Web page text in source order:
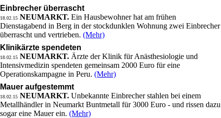
Einbrecher überrascht
18.02.15 NEUMARKT. Ein Hausbewohner hat am frühen
Dienstagabend in Berg in der stockdunklen Wohnung zwei Einbrecher
überrascht und vertrieben. (Mehr)
Klinikärzte spendeten
18.02.15 NEUMARKT. Ärzte der Klinik für Anästhesiologie und
Intensivmedizin spendeten gemeinsam 2000 Euro für eine
Operationskampagne in Peru. (Mehr)
Mauer aufgestemmt
18.02.15 NEUMARKT. Unbekannte Einbrecher stahlen bei einem
Metallhändler in Neumarkt Buntmetall für 3000 Euro - und rissen dazu
sogar eine Mauer ein. (Mehr)